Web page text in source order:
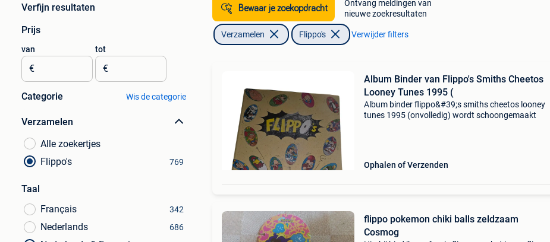
Verfijn resultaten
Prijs
van
€
tot
€
Categorie Wis de categorie
Verzamelen
Alle zoekertjes
Flippo's
769
Taal
Français
342
Nederlands 686
Bewaar je zoekopdracht
Ontvang meldingen van
nieuwe zoekresultaten
Verzamelen Flippo's Verwijder filters
Album Binder van Flippo's Smiths Cheetos
Looney Tunes 1995 (
Album binder flippo&#39;s smiths cheetos looney
tunes 1995 (onvolledig) wordt schoongemaakt
Ophalen of Verzenden
flippo pokemon chiki balls zeldzaam
Cosmog